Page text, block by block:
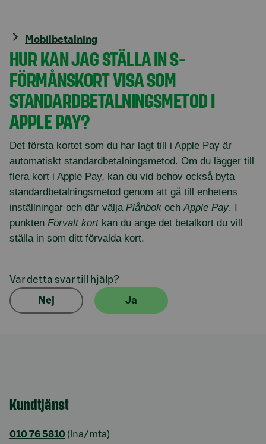
Mobilbetalning
HUR KAN JAG STÄLLA IN S-
FÖRMÅNSKORT VISA SOM
STANDARDBETALNINGSMETOD I
APPLE PAY?
Det första kortet som du har lagt till i Apple Pay är
automatiskt standardbetalningsmetod. Om du lägger till
flera kort i Apple Pay, kan du vid behov också byta
standardbetalningsmetod genom att gå till enhetens
inställningar och där välja Plånbok ochApple Pay. I
punkten Förvalt kortkan du ange det betalkort du vill
ställa in som ditt förvalda kort.
Var detta svar till hjälp?
Nej Ja
Kundtjänst
010 76 5810 (lna/mta)